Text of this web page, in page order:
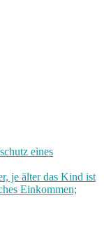
eines
je älter das Kind ist
Einkommen;